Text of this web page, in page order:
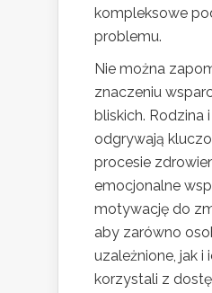
kompleksowe
problemu.
Nie można
znaczeniu
bliskich. Rodzina
odgrywają
procesie
emocjonalne
motywację do
aby zarówno
uzależnione, jak i
korzystali z